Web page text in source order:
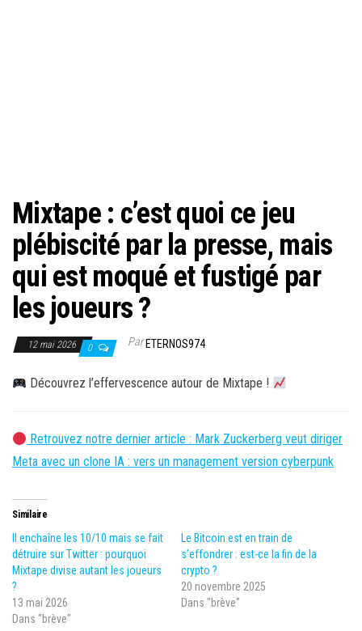
Mixtape : c’est quoi ce jeu
plébiscité par la presse, mais
qui est moqué et fustigé par
les joueurs ?
12 mai 2026 0 ParETERNOS974
Découvrez l’effervescence autour de Mixtape !
Retrouvez notre dernier article : Mark Zuckerberg veut diriger
Meta avec un clone IA : vers un management version cyberpunk
Similaire
Il enchaîne les 10/10 mais se fait
détruire sur Twitter : pourquoi
Mixtape divise autant les joueurs
?
13 mai 2026
Dans "brève"
Le Bitcoin est en train de
s’effondrer : est-ce la fin de la
crypto ?
20 novembre 2025
Dans "brève"